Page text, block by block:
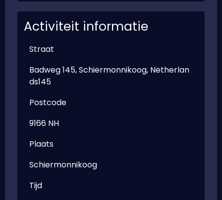
Activiteit informatie
Straat
Badweg 145, Schiermonnikoog, Netherlan
ds145
Postcode
9166 NH
Plaats
Schiermonnikoog
Tijd